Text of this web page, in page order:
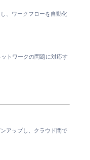
、ワークフローを自動化
トワークの問題に対応す
アップし、クラウド間で